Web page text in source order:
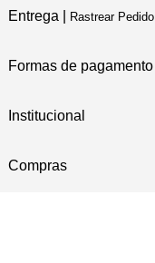
Entrega | Rastrear Pedido
Formas de pagamento
Institucional
Compras